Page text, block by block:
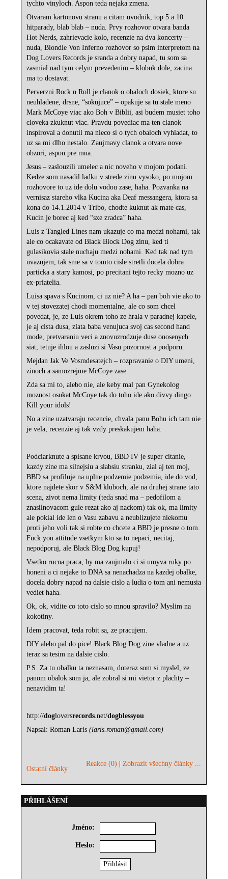
tychto vinyloch. Aspon teda nejaka zmena.
Otvaram kartonovu stranu a citam uvodnik, top 5 a 10
hitparady, blab blab – nuda. Prvy rozhovor otvara banda
Hot Nerds, zahrievacie kolo, recenzie na dva koncerty –
nuda, Blondie Von Inferno rozhovor so psim interpretom na
Dog Lovers Records je sranda a dobry napad, tu som sa
zasmial nad tym celym prevedenim – klobuk dole, zacina
ma to dostavat.
Perverzni Rock n Roll je clanok o obaloch dosiek, ktore su
neuhladene, drsne, “sokujuce” – opakuje sa tu stale meno
Mark McCoye viac ako Boh v Biblii, asi budem musiet toho
cloveka zkuknut viac. Pravdu povediac ma ten clanok
inspiroval a donutil ma nieco si o tych obaloch vyhladat, to
uz sa mi dlho nestalo. Zaujmavy clanok a otvara nove
obzori, aspon pre mna.
Jesus – zaslouzili umelec a nic noveho v mojom podani.
Kedze som nasadil ladku v strede zinu vysoko, po mojom
rozhovore to uz ide dolu vodou zase, haha. Pozvanka na
vernisaz stareho vlka Kucina aka Deaf messangera, ktora sa
kona do 14.1.2014 v Tribo, chodte kuknut ak mate cas,
Kucin je borec aj ked “sxe zradca” haha.
Luis z Tangled Lines nam ukazuje co ma medzi nohami, tak
ale co ocakavate od Black Block Dog zinu, ked ti
gulasikovia stale nuchaju medzi nohami. Ked tak nad tym
uvazujem, tak sme sa v tomto cisle stretli docela dobra
particka a stary kamosi, po precitani tejto recky mozno uz
ex-priatelia.
Luisa spava s Kucinom, ci uz nie? A ha – pan boh vie ako to
v tej stovezatej chodi momentalne, ale co som chcel
povedat, je, ze Luis okrem toho ze hrala v paradnej kapele,
je aj cista dusa, zlata baba venujuca svoj cas second hand
mode, pretvaraniu veci a znovuzrodzuje duse onosenych
siat, tetuje ihlou a zasluzi si Vasu pozornost a podporu.
Mejdan Jak Ve Vosmdesatejch – rozpravanie o DIY umeni,
zinoch a samozrejme McCoye zase.
Zda sa mi to, alebo nie, ale keby mal pan Gynekolog
moznost osukat McCoye tak do toho ide ako divvy dingo.
Kill your idols!
No a zine uzatvaraju recencie, chvala panu Bohu ich tam nie
je vela, recenzie aj tak vzdy preskakujem haha.
Podciarknute a spisane krvou, BBD IV je super citanie,
kazdy zine ma silnejsiu a slabsiu stranku, zial aj ten moj,
BBD sa profiluje na uplne podzemie podzemia, ide do vod,
ktore najdete skor v S&M kluboch, ale na druhej strane tato
scena, zivot nema limity (teda snad ma – pedofilom a
znasilnovacom gule rezat ako aj nackom) tak ok, ma limity
ale pokial ide len o Vasu zabavu a neublizujete niekomu
proti jeho voli tak si robte co chcete a BBD je presne o tom.
Fuck you attitude vsetkym kto sa to nepaci, necitaj,
nepodporuj, ale Black Blog Dog kupuj!
Vsetko rucna praca, by ma zaujmalo ci si umyva ruky po
honeni a ci nejake to DNA sa nenachadza na kazdej obalke,
docela dobry napad na dalsie cislo a ludia o tom ani nemusia
vediet haha.
Ok, ok, vidite co toto cislo so mnou spravilo? Myslim na
kokotiny.
Idem pracovat, teda robit sa, ze pracujem.
DIY alebo pal do pice! Black Blog Dog zine vladne a uz
teraz sa tesim na dalsie cislo.
P.S. Za tu obalku ta neznasam, doteraz som si myslel, ze
panom obalok som ja, ale zobral si mi vietor z plachty –
nenavidim ta!
http://dogloversrecords.net/dogblessyou
Napsal: Roman Laris (laris.roman@gmail.com)
Ostatní články
Reakce (0) |Zobrazit všechny články ...
PŘIHLÁŠENÍ
Jméno:
Heslo: